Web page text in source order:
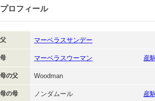
プロフィール
父 マーベラスサンデー
母 マーベラスウーマン 産
母の父 Woodman
母の母 ノンダムール 産